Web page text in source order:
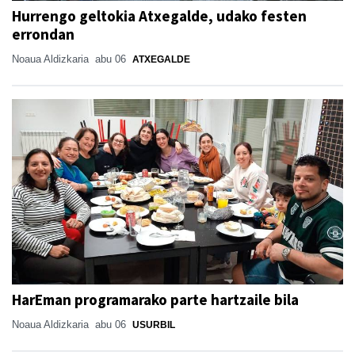
Hurrengo geltokia Atxegalde, udako festen
errondan
Noaua Aldizkaria abu 06 ATXEGALDE
HarEman programarako parte hartzaile bila
Noaua Aldizkaria abu 06 USURBIL